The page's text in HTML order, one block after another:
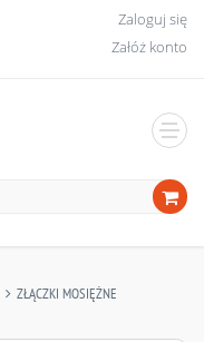
Zaloguj się
Załóż konto
ZŁĄCZKI MOSIĘŻNE